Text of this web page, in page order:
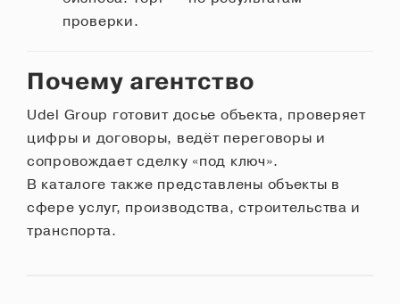
проверки.
Почему агентство
Udel Group готовит досье объекта, проверяет
цифры и договоры, ведёт переговоры и
сопровождает сделку «под ключ».
В каталоге также представлены объекты в
сфере услуг, производства, строительства и
транспорта.